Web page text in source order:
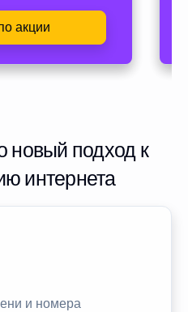
акции
новый подход к
интернета
и номера